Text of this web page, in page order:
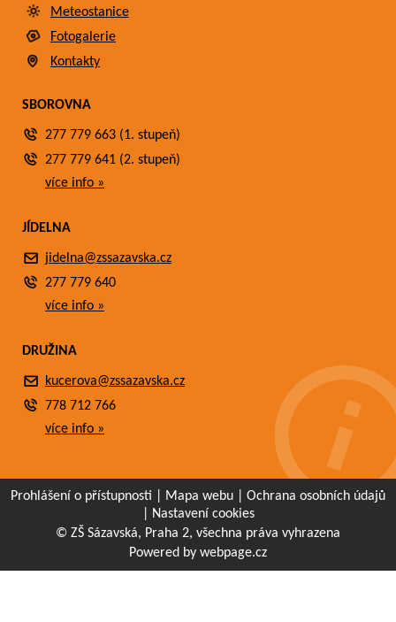
Meteostanice
Fotogalerie
Kontakty
SBOROVNA
277 779 663 (1. stupeň)
277 779 641 (2. stupeň)
více info »
JÍDELNA
jidelna@zssazavska.cz
277 779 640
více info »
DRUŽINA
kucerova@zssazavska.cz
778 712 766
více info »
Prohlášení o přístupnosti Mapa webu
Ochrana osobních údajů
Nastavení cookies
© ZŠ Sázavská, Praha 2, všechna práva vyhrazena
Powered by webpage.cz